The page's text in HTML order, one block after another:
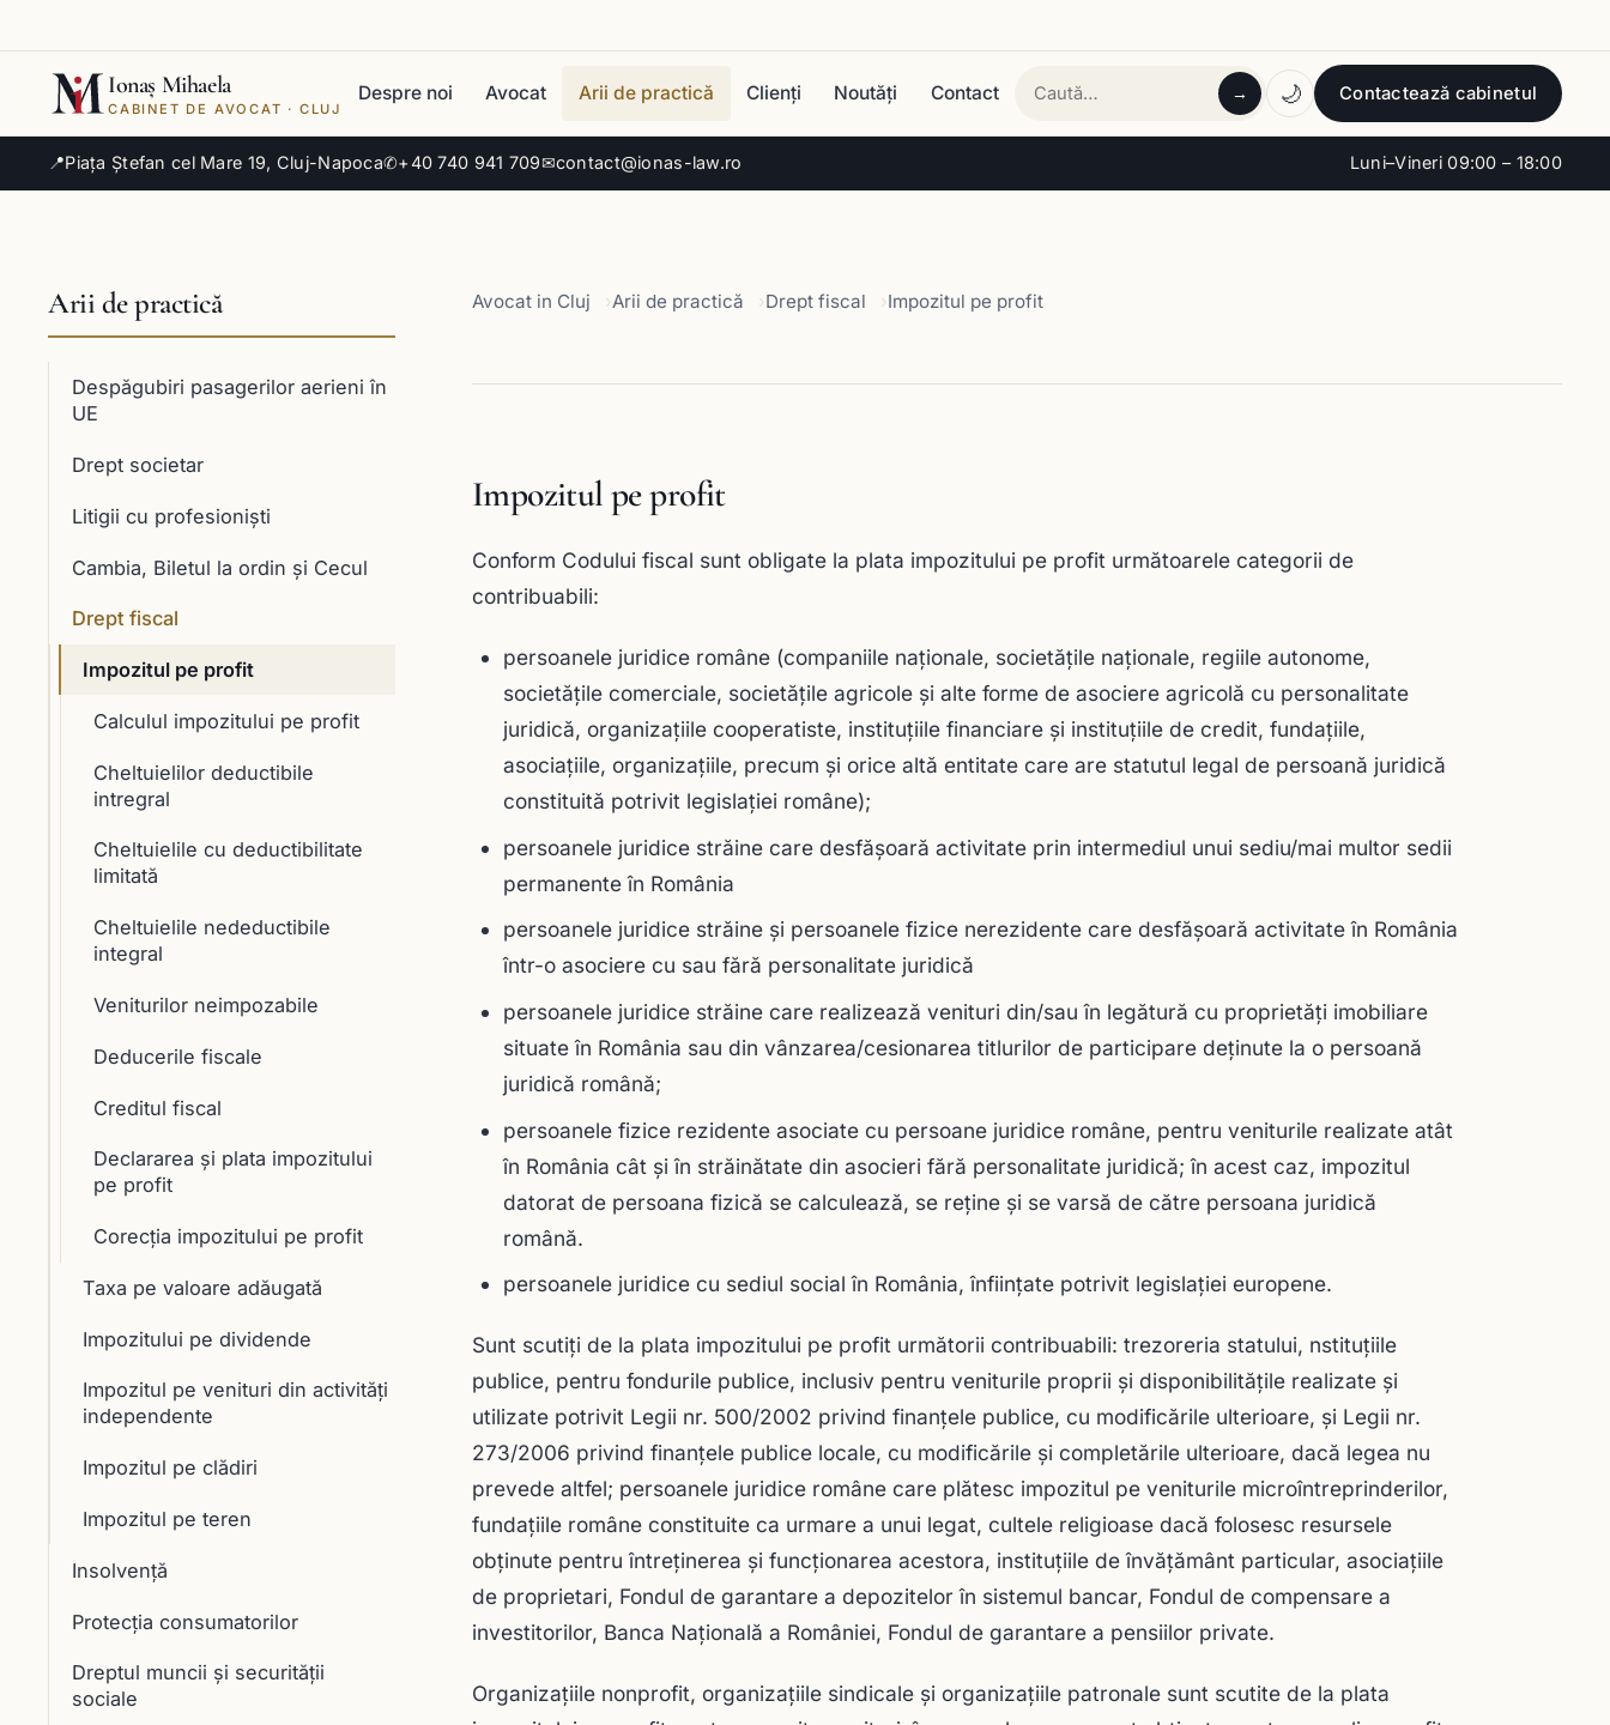
📍Piața Ștefan cel Mare 19, Cluj-Napoca✆+40 740 941 709✉contact@ionas-law.ro Luni–Vineri 09:00 – 18:00
Ionaș Mihaela
CABINET DE AVOCAT · CLUJ
Despre noi Avocat Arii de practică Clienți Noutăți Contact → 🌙 Contactează cabinetul
Arii de practică
Despăgubiri pasagerilor aerieni în
UE
Drept societar
Litigii cu profesioniști
Cambia, Biletul la ordin și Cecul
Drept fiscal
Impozitul pe profit
Calculul impozitului pe profit
Cheltuielilor deductibile
intregral
Cheltuielile cu deductibilitate
limitată
Cheltuielile nedeductibile
integral
Veniturilor neimpozabile
Deducerile fiscale
Creditul fiscal
Declararea și plata impozitului
pe profit
Corecția impozitului pe profit
Taxa pe valoare adăugată
Impozitului pe dividende
Impozitul pe venituri din activități
independente
Impozitul pe clădiri
Impozitul pe teren
Insolvență
Protecția consumatorilor
Dreptul muncii și securității
sociale
Avocat in Cluj Arii de practică Drept fiscal Impozitul pe profit
Impozitul pe profit
Conform Codului fiscal sunt obligate la plata impozitului pe profit următoarele categorii de
contribuabili:
persoanele juridice române (companiile naţionale, societăţile naţionale, regiile autonome,
societăţile comerciale, societăţile agricole şi alte forme de asociere agricolă cu personalitate
juridică, organizaţiile cooperatiste, instituţiile financiare şi instituţiile de credit, fundaţiile,
asociaţiile, organizaţiile, precum şi orice altă entitate care are statutul legal de persoană juridică
constituită potrivit legislaţiei române);
persoanele juridice străine care desfăşoară activitate prin intermediul unui sediu/mai multor sedii
permanente în România
persoanele juridice străine şi persoanele fizice nerezidente care desfăşoară activitate în România
într-o asociere cu sau fără personalitate juridică
persoanele juridice străine care realizează venituri din/sau în legătură cu proprietăţi imobiliare
situate în România sau din vânzarea/cesionarea titlurilor de participare deţinute la o persoană
juridică română;
persoanele fizice rezidente asociate cu persoane juridice române, pentru veniturile realizate atât
în România cât şi în străinătate din asocieri fără personalitate juridică; în acest caz, impozitul
datorat de persoana fizică se calculează, se reţine şi se varsă de către persoana juridică
română.
persoanele juridice cu sediul social în România, înfiinţate potrivit legislaţiei europene.
Sunt scutiți de la plata impozitului pe profit următorii contribuabili: trezoreria statului, nstituţiile
publice, pentru fondurile publice, inclusiv pentru veniturile proprii şi disponibilităţile realizate şi
utilizate potrivit Legii nr. 500/2002 privind finanţele publice, cu modificările ulterioare, şi Legii nr.
273/2006 privind finanţele publice locale, cu modificările şi completările ulterioare, dacă legea nu
prevede altfel; persoanele juridice române care plătesc impozitul pe veniturile microîntreprinderilor,
fundaţiile române constituite ca urmare a unui legat, cultele religioase dacă folosesc resursele
obținute pentru întreținerea și funcționarea acestora, instituţiile de învăţământ particular, asociaţiile
de proprietari, Fondul de garantare a depozitelor în sistemul bancar, Fondul de compensare a
investitorilor, Banca Naţională a României, Fondul de garantare a pensiilor private.
Organizaţiile nonprofit, organizaţiile sindicale şi organizaţiile patronale sunt scutite de la plata